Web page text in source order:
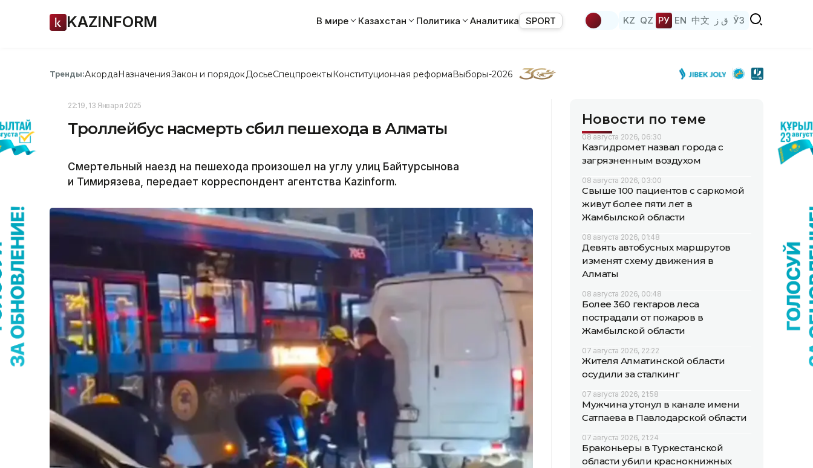
KAZINFORM В мире Казахстан Политика Аналитика SPORT KZ QZ РУ EN 中文 ق ز ЎЗ
Тренды:АкордаНазначенияЗакон и порядок ДосьеСпецпроектыКонституционная реформаВыборы-2026
22:19, 13 Января 2025
Троллейбус насмерть сбил пешехода в Алматы
Смертельный наезд на пешехода произошел на углу улиц Байтурсынова
и Тимирязева, передает корреспондент агентства Kazinform.
Новости по теме
08 августа 2026, 06:30
Казгидромет назвал города с
загрязненным воздухом
08 августа 2026, 03:00
Свыше 100 пациентов с саркомой
живут более пяти лет в
Жамбылской области
08 августа 2026, 01:48
Девять автобусных маршрутов
изменят схему движения в
Алматы
08 августа 2026, 00:48
Более 360 гектаров леса
пострадали от пожаров в
Жамбылской области
07 августа 2026, 22:22
Жителя Алматинской области
осудили за сталкинг
07 августа 2026, 21:58
Мужчина утонул в канале имени
Сатпаева в Павлодарской области
07 августа 2026, 21:24
Браконьеры в Туркестанской
области убили краснокнижных